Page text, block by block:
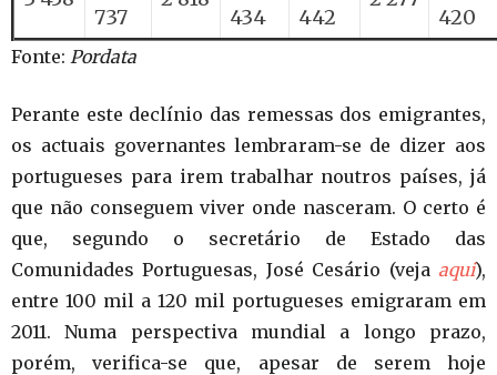
737 434 442 420
Fonte: Pordata
Perante este declínio das remessas dos emigrantes,
os actuais governantes lembraram-se de dizer aos
portugueses para irem trabalhar noutros países, já
que não conseguem viver onde nasceram. O certo é
que, segundo o secretário de Estado das
Comunidades Portuguesas, José Cesário (veja aqui),
entre 100 mil a 120 mil portugueses emigraram em
2011. Numa perspectiva mundial a longo prazo,
porém, verifica-se que, apesar de serem hoje